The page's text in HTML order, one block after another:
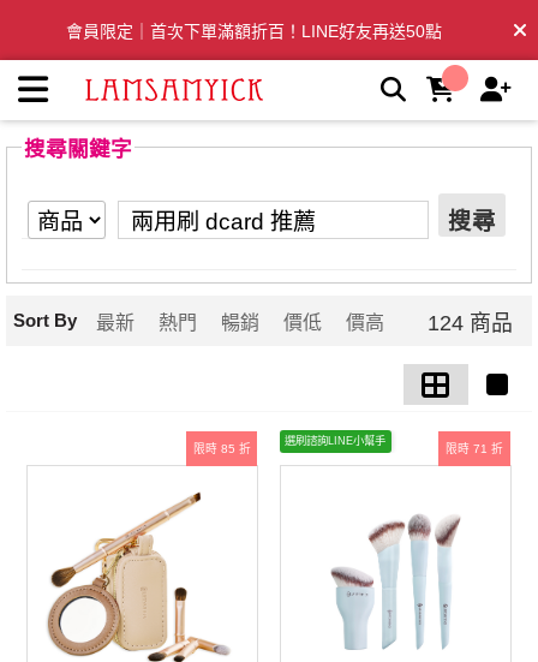
全台滿千免運🛒訂單付款後3~5日內出貨
搜尋關鍵字
搜尋
Sort By 最新 熱門 暢銷 價低 價高 124 商品
限時 85 折 限時 71 折
選刷諮詢LINE小幫手